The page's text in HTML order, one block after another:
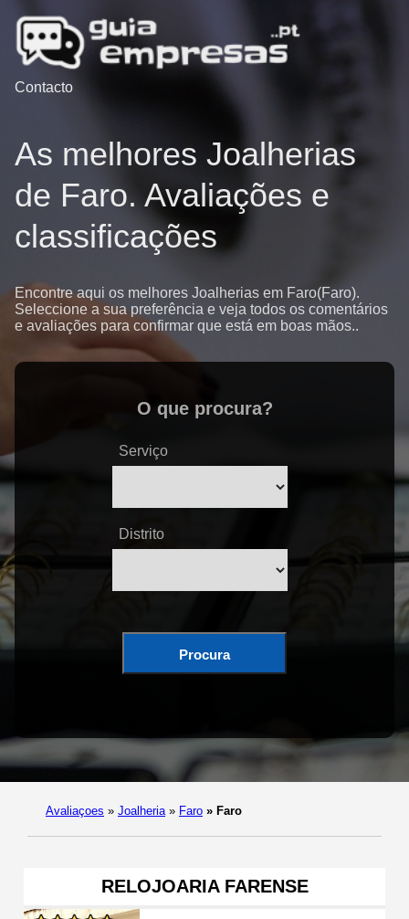
Contacto
As melhores Joalherias
de Faro. Avaliações e
classificações
Encontre aqui os melhores Joalherias em Faro(Faro).
Seleccione a sua preferência e veja todos os comentários
e avaliações para confirmar que está em boas mãos..
O que procura?
Serviço
Distrito
Procura
Avaliaçoes » Joalheria » Faro » Faro
RELOJOARIA FARENSE